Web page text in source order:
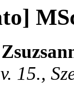
15.,